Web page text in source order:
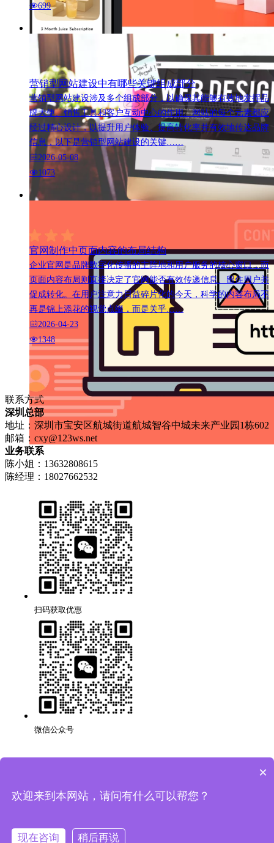
699
营销型网站建设中有哪些关键组成部分
营销型网站建设涉及多个组成部分，以确保其能够有效地发挥品
牌大使、销售工具和客户互动中心的作用。网站的每个元素都应
经过精心设计，以提升用户体验、提高转化率并有效地传达品牌
信息，以下是营销型网站建设的关键……
2026-05-08
1073
官网制作中页面内容的布局结构
企业官网是品牌数字化传播的主阵地和用户服务的核心窗口，而
页面内容布局则直接决定了官网能否有效传递信息、留住用户并
促成转化。在用户注意力日益碎片化的今天，科学的内容布局不
再是锦上添花的视觉点缀，而是关乎……
2026-04-23
1348
联系方式
深圳总部
地址：深圳市宝安区航城街道航城智谷中城未来产业园1栋602
邮箱： cxy@123ws.net
业务联系
陈小姐：13632808615
陈经理：18027662532
扫码获取优惠
微信公众号
版权所有：深圳市万创科技有限公司粤ICP备14001694号
法律声明
×
欢迎来到本网站，请问有什么可以帮您？
现在咨询 稍后再说